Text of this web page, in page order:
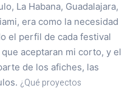
La Habana, Guadalajara,
era como la necesidad
el perfil de cada festival
aceptaran mi corto, y el
de los afiches, las
¿Qué proyectos